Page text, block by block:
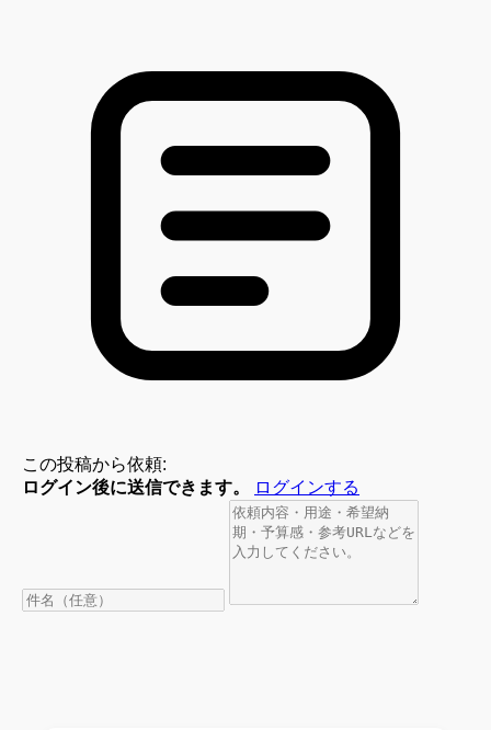
この投稿から依頼:
ログイン後に送信できます。
ログインする